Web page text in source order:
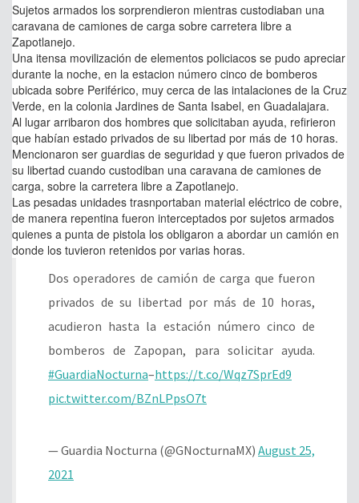
Sujetos armados los sorprendieron mientras custodiaban una
caravana de camiones de carga sobre carretera libre a
Zapotlanejo.
Una itensa movilización de elementos policiacos se pudo apreciar
durante la noche, en la estacion número cinco de bomberos
ubicada sobre Periférico, muy cerca de las intalaciones de la Cruz
Verde, en la colonia Jardines de Santa Isabel, en Guadalajara.
Al lugar arribaron dos hombres que solicitaban ayuda, refirieron
que habían estado privados de su libertad por más de 10 horas.
Mencionaron ser guardias de seguridad y que fueron privados de
su libertad cuando custodiban una caravana de camiones de
carga, sobre la carretera libre a Zapotlanejo.
Las pesadas unidades trasnportaban material eléctrico de cobre,
de manera repentina fueron interceptados por sujetos armados
quienes a punta de pistola los obligaron a abordar un camión en
donde los tuvieron retenidos por varias horas.
Dos operadores de camión de carga que fueron
privados de su libertad por más de 10 horas,
acudieron hasta la estación número cinco de
bomberos de Zapopan, para solicitar ayuda.
#GuardiaNocturna–https://t.co/Wqz7SprEd9
pic.twitter.com/BZnLPpsO7t
— Guardia Nocturna (@GNocturnaMX) August 25,
2021